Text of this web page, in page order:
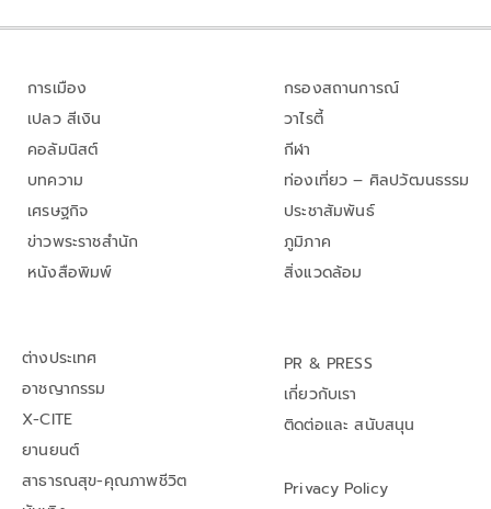
การเมือง
เปลว สีเงิน
คอลัมนิสต์
บทความ
เศรษฐกิจ
ข่าวพระราชสำนัก
หนังสือพิมพ์
กรองสถานการณ์
วาไรตี้
กีฬา
ท่องเที่ยว – ศิลปวัฒนธรรม
ประชาสัมพันธ์
ภูมิภาค
สิ่งแวดล้อม
ต่างประเทศ
อาชญากรรม
X-CITE
ยานยนต์
สาธารณสุข-คุณภาพชีวิต
PR & PRESS
เกี่ยวกับเรา
ติดต่อและ สนับสนุน
Privacy Policy